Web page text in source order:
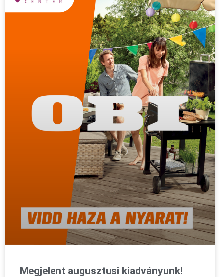
Megjelent augusztusi kiadványunk!